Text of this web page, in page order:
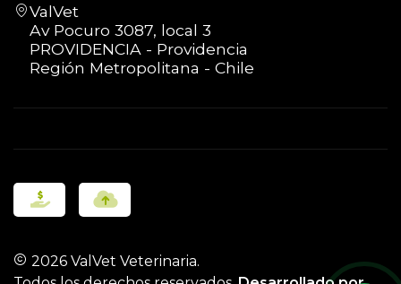
ValVet
Av Pocuro 3087, local 3
PROVIDENCIA - Providencia
Región Metropolitana - Chile
2026 ValVet Veterinaria.